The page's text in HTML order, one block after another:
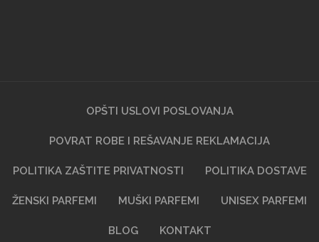
OPŠTI USLOVI POSLOVANJA
POVRAT ROBE I REŠAVANJE REKLAMACIJA
POLITIKA ZAŠTITE PRIVATNOSTI POLITIKA DOSTAVE
ŽENSKI PARFEMI MUŠKI PARFEMI UNISEX PARFEMI
BLOG KONTAKT